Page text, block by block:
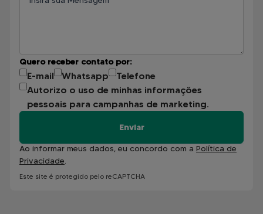
Quero receber contato por:
E-mail Whatsapp
Telefone
Autorizo o uso de minhas informações
pessoais para campanhas de marketing.
Enviar
Ao informar meus dados, eu concordo com a Política de
Privacidade.
Este site é protegido pelo reCAPTCHA